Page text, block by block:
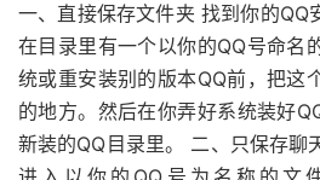
一、直接保存文件夹 找到你的QQ
在目录里有一个以你的QQ号命名
统或重安装别的版本QQ前，把这
的地方。然后在你弄好系统装好
新装的QQ目录里。 二、只保存